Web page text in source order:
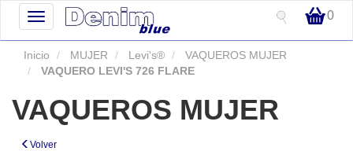
0
Toggle
Inicio MUJER Levi's®
VAQUEROS MUJER
VAQUERO LEVI'S 726 FLARE
VAQUEROS MUJER
Volver